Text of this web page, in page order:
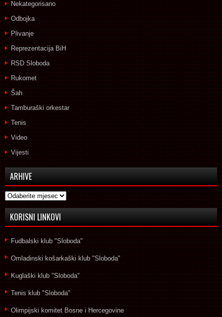
Nekategorisano
Odbojka
Plivanje
Reprezentacija BiH
RSD Sloboda
Rukomet
Šah
Tamburaški orkestar
Tenis
Video
Vijesti
ARHIVE
Arhive
KORISNI LINKOVI
Fudbalski klub "Sloboda"
Omladinski košarkaški klub "Sloboda"
Kuglaški klub "Sloboda"
Tenis klub "Sloboda"
Olimpijski komitet Bosne i Hercegovine